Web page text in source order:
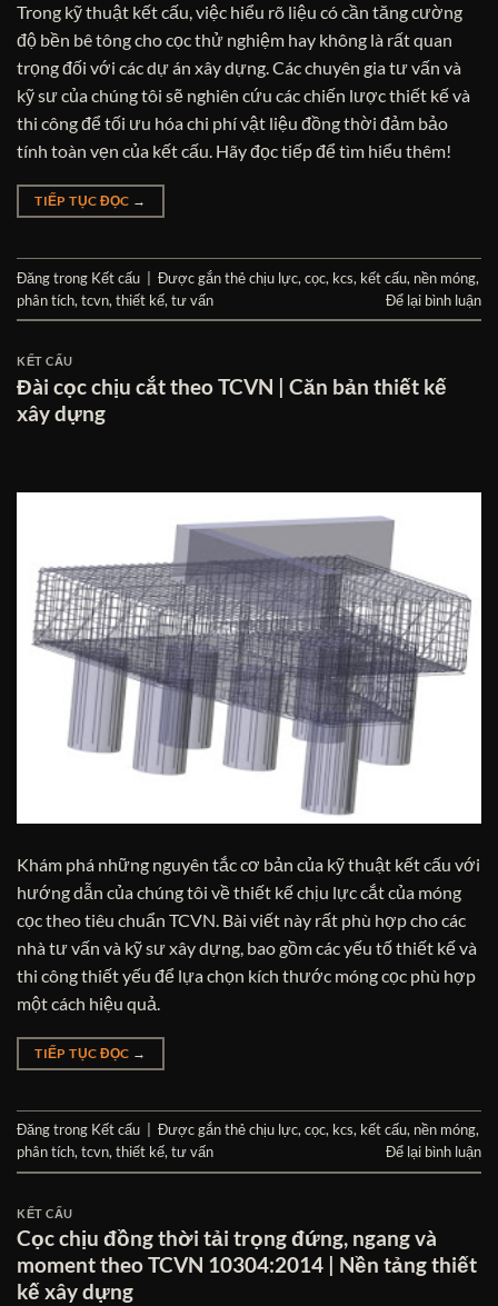
Trong kỹ thuật kết cấu, việc hiểu rõ liệu có cần tăng cường
độ bền bê tông cho cọc thử nghiệm hay không là rất quan
trọng đối với các dự án xây dựng. Các chuyên gia tư vấn và
kỹ sư của chúng tôi sẽ nghiên cứu các chiến lược thiết kế và
thi công để tối ưu hóa chi phí vật liệu đồng thời đảm bảo
tính toàn vẹn của kết cấu. Hãy đọc tiếp để tìm hiểu thêm!
TIẾP TỤC ĐỌC →
Đăng trong Kết cấu | Được gắn thẻchịu lực, cọc, kcs, kết cấu, nền móng,
phân tích, tcvn, thiết kế, tư vấn Để lại bình luận
KẾT CẤU
Đài cọc chịu cắt theo TCVN | Căn bản thiết kế
xây dựng
Khám phá những nguyên tắc cơ bản của kỹ thuật kết cấu với
hướng dẫn của chúng tôi về thiết kế chịu lực cắt của móng
cọc theo tiêu chuẩn TCVN. Bài viết này rất phù hợp cho các
nhà tư vấn và kỹ sư xây dựng, bao gồm các yếu tố thiết kế và
thi công thiết yếu để lựa chọn kích thước móng cọc phù hợp
một cách hiệu quả.
TIẾP TỤC ĐỌC →
Đăng trong Kết cấu Được gắn thẻchịu lực, cọc, kcs, kết cấu, nền móng,
phân tích, tcvn, thiết kế, tư vấn Để lại bình luận
KẾT CẤU
Cọc chịu đồng thời tải trọng đứng, ngang và
moment theo TCVN 10304:2014 | Nền tảng thiết
kế xây dựng